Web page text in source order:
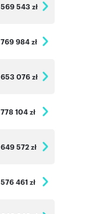
569 543 zł
769 984 zł
653 076 zł
778 104 zł
649 572 zł
576 461 zł